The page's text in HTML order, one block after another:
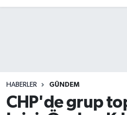
HABERLER GÜNDEM
CHP'de grup
Magazin
Son Dakika Haberleri